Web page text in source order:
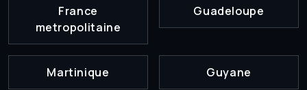
France
metropolitaine
Guadeloupe
Martinique Guyane